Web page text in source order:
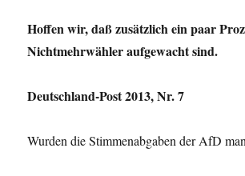
Hoffen wir, daß zusätzlich ein paar
Nichtmehrwähler aufgewacht sind.
Deutschland-Post 2013,
Wurden die Stimmenabgaben der AfD